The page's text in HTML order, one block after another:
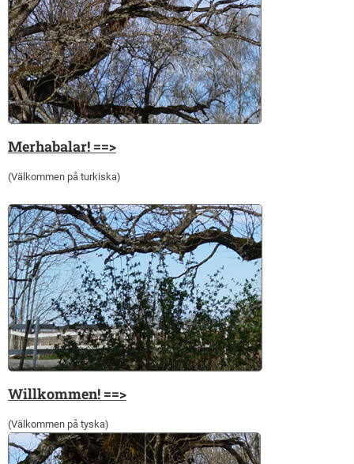
Merhabalar! ==>
(Välkommen på turkiska)
Willkommen! ==>
(Välkommen på tyska)